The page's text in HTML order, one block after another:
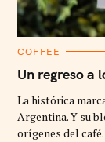
C
T
E
O
R
I
E
COFFEE
Un regreso a
La histórica
Argentina. Y su
orígenes del café.